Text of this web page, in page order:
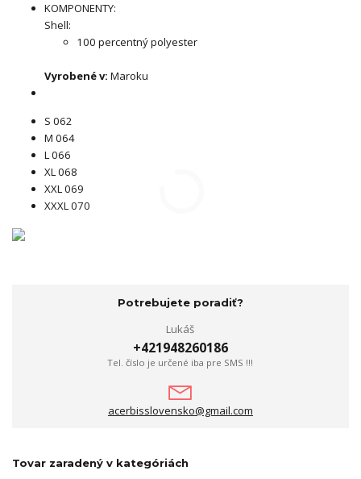
KOMPONENTY:
Shell:
100 percentný polyester
Vyrobené v: Maroku
S 062
M 064
L 066
XL 068
XXL 069
XXXL 070
Potrebujete poradiť?
Lukáš
+421948260186
Tel. číslo je určené iba pre SMS !!!
acerbisslovensko@gmail.com
Tovar zaradený v kategóriách